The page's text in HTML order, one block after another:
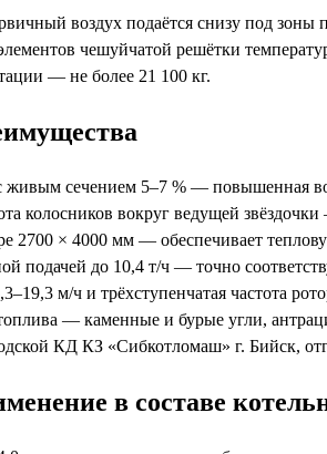
воздух подаётся снизу под
чешуйчатой решётки
— не более 21 100 кг.
живым сечением 5–7 % — повышенная
колосников вокруг ведущей
2700 × 4000 мм — обеспечивает
подачей до 10,4 т/ч — точно
м/ч и трёхступенчатая частота
— каменные и бурые угли,
КД КЗ «Сибкотломаш» г. Бийск,
в составе